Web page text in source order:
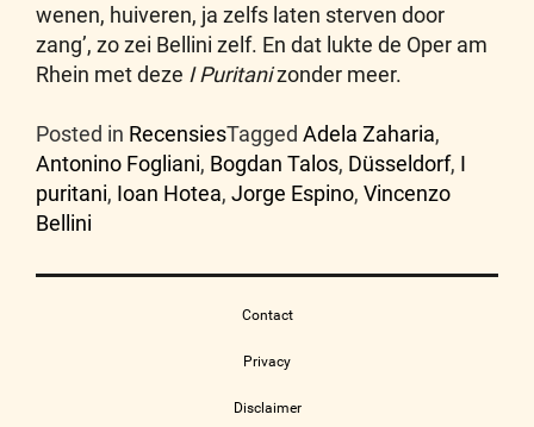
wenen, huiveren, ja zelfs laten sterven door
zang’, zo zei Bellini zelf. En dat lukte de Oper am
Rhein met deze I Puritanizonder meer.
Posted in RecensiesTagged Adela Zaharia,
Antonino Fogliani, Bogdan Talos, Düsseldorf, I
puritani, Ioan Hotea, Jorge Espino, Vincenzo
Bellini
Contact
Privacy
Disclaimer